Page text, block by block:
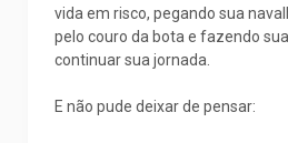
vida em risco, pegando sua
pelo couro da bota e fazendo
continuar sua jornada.
E não pude deixar de pensar: